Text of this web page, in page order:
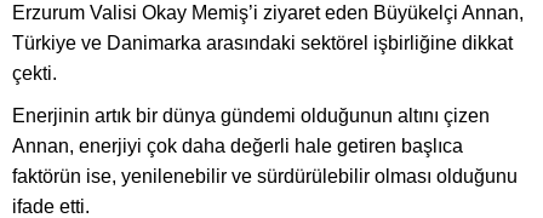
Erzurum Valisi Okay Memiş’i ziyaret eden Büyükelçi Annan,
Türkiye ve Danimarka arasındaki sektörel işbirliğine dikkat
çekti.
Enerjinin artık bir dünya gündemi olduğunun altını çizen
Annan, enerjiyi çok daha değerli hale getiren başlıca
faktörün ise, yenilenebilir ve sürdürülebilir olması olduğunu
ifade etti.